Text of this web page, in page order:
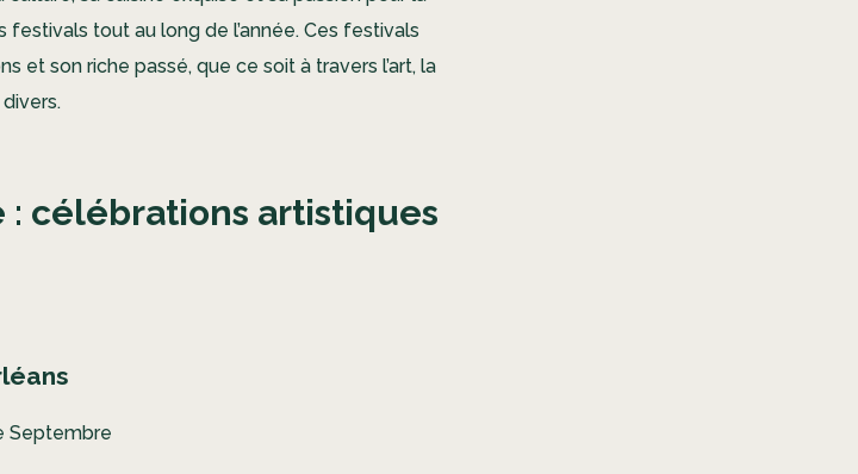
tout au long de l’année. Ces festivals
et son riche passé, que ce soit à travers l’art, la
: célébrations artistiques
Septembre